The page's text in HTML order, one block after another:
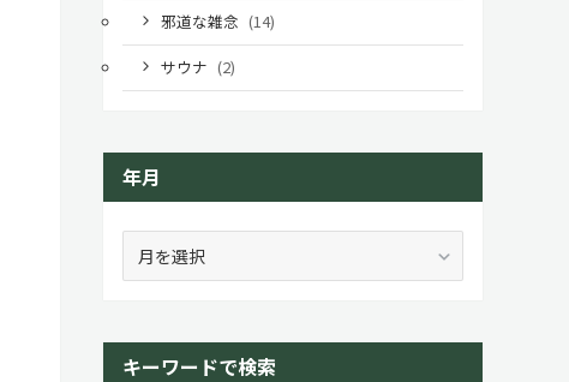
邪道な雑念 (14)
サウナ (2)
年月
キーワードで検索